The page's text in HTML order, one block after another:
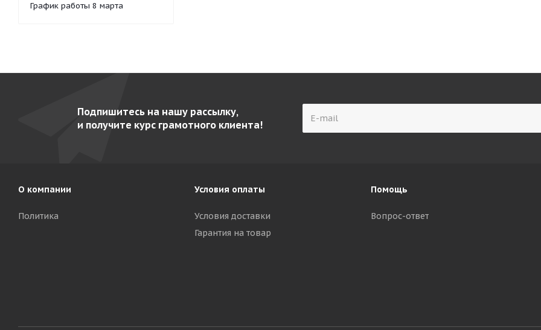
График работы 8 марта
Подпишитесь на нашу рассылку,
и получите курс грамотного клиента!
О компании
Политика
Условия оплаты
Условия доставки
Гарантия на товар
Помощь
Вопрос-ответ